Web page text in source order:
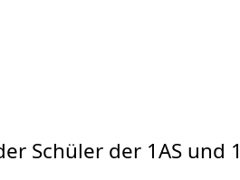
Schüler der 1AS und